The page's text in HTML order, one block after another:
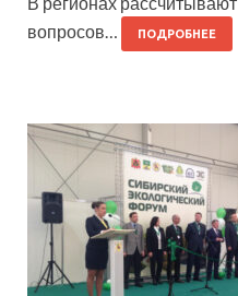
вопросов…
ПОДРОБНЕЕ